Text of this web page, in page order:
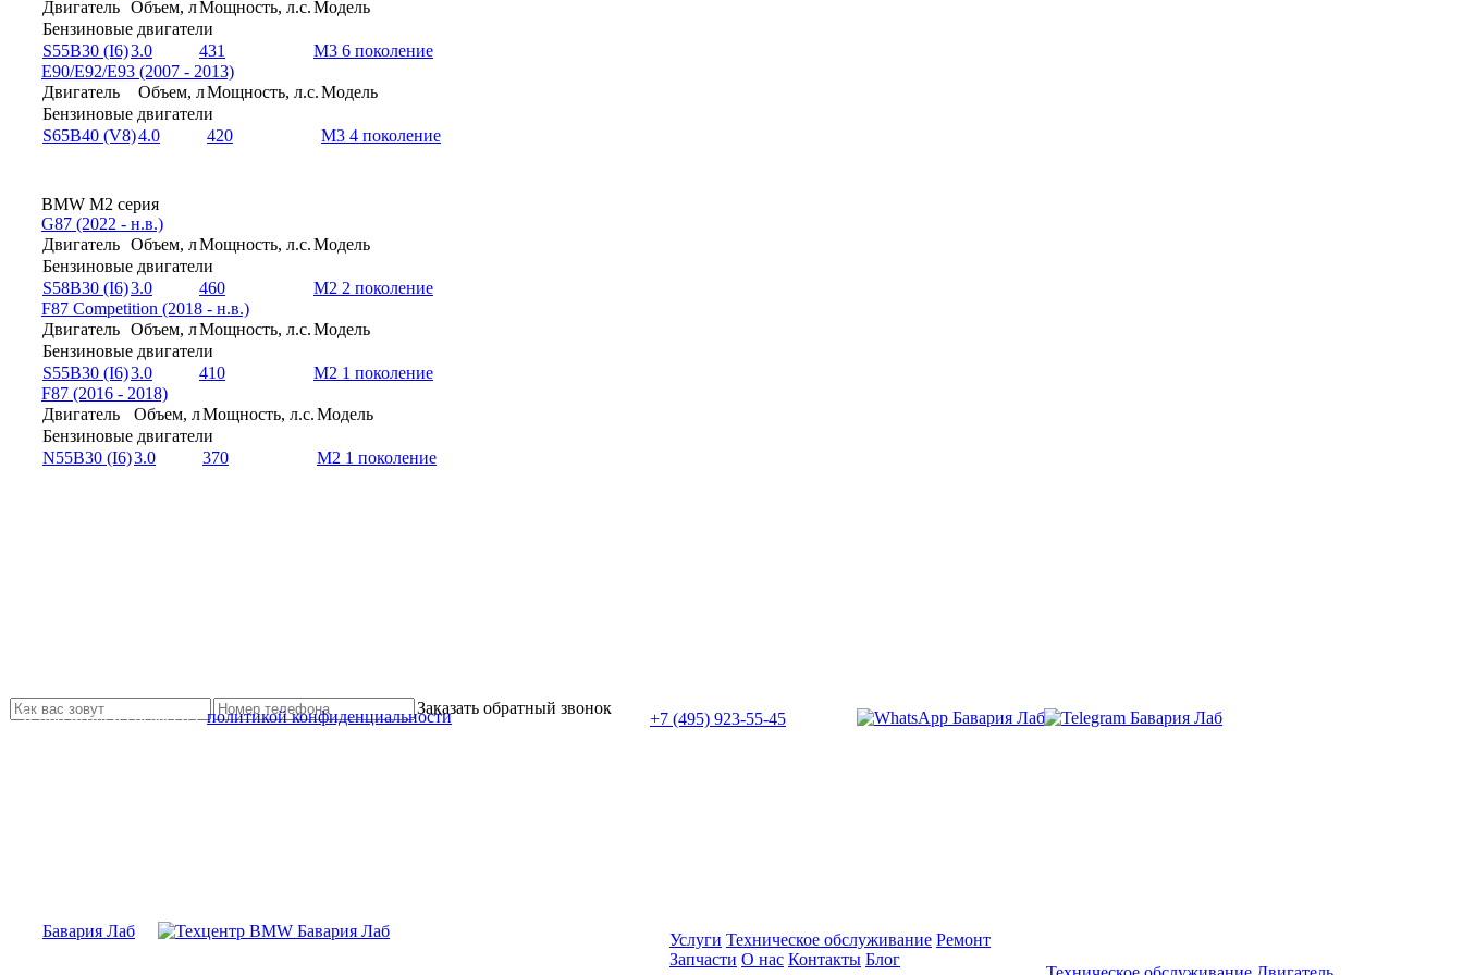
Двигатель Объем, лМощность, л.с.Модель
Бензиновые двигатели
S55B30 (I6)3.0 431
M3 6 поколение
E90/E92/E93 (2007 - 2013)
Двигатель
Объем, лМощность, л.с.Модель
Бензиновые двигатели
S65B40 (V8)4.0 420 M3 4 поколение
BMW M2 серия
G87 (2022 - н.в.)
Двигатель Объем, лМощность, л.с.Модель
Бензиновые двигатели
S58B30 (I6)3.0 460
M2 2 поколение
F87 Competition (2018 - н.в.)
Двигатель Объем, лМощность, л.с.Модель
Бензиновые двигатели
S55B30 (I6)3.0 410
M2 1 поколение
F87 (2016 - 2018)
Двигатель
Объем, лМощность, л.с.Модель
Бензиновые двигатели
N55B30 (I6)3.0 370 M2 1 поколение
Заказать обратный звонок
Я прочитал и согласен сполитикой конфиденциальности
+7 (495) 923-55-45
Бавария Лаб Услуги Техническое обслуживание Ремонт
Запчасти О нас Контакты Блог